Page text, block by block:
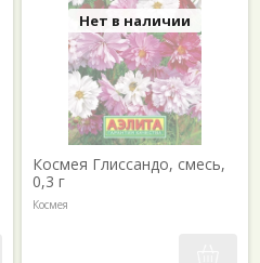
Нет в наличии
Космея Глиссандо, смесь,
0,3 г
Космея